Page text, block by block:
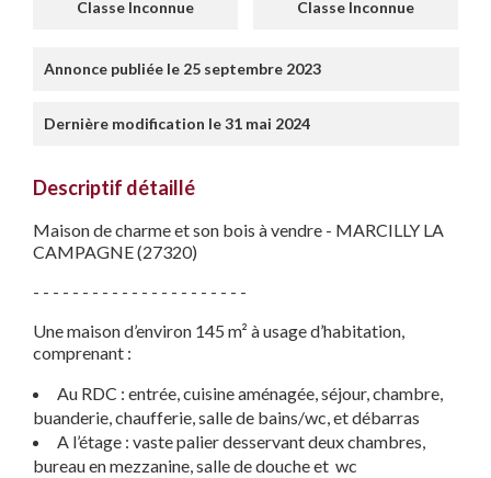
Classe Inconnue Classe Inconnue
Annonce publiée le 25 septembre 2023
Dernière modification le 31 mai 2024
Descriptif détaillé
Maison de charme et son bois à vendre - MARCILLY LA
CAMPAGNE (27320)
- - - - - - - - - - - - - - - - - - - - - -
Une maison d’environ 145 m² à usage d’habitation,
comprenant :
Au RDC : entrée, cuisine aménagée, séjour, chambre,
buanderie, chaufferie, salle de bains/wc, et débarras
A l’étage : vaste palier desservant deux chambres,
bureau en mezzanine, salle de douche et wc